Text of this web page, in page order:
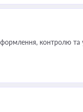
контролю та